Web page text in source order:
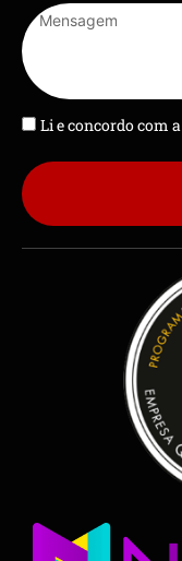
Li e concordo com a